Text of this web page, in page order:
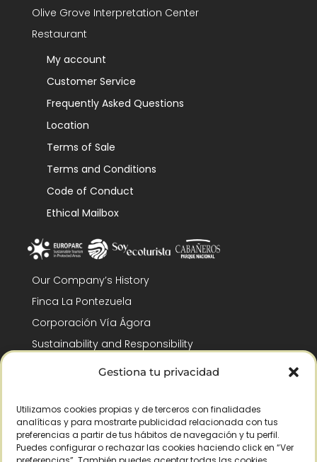
Gestiona tu privacidad
Utilizamos cookies propias y de terceros con finalidades
analíticas y para mostrarte publicidad relacionada con tus
preferencias a partir de tus hábitos de navegación y tu perfil.
Puedes configurar o rechazar las cookies haciendo click en “Ver
Olive Grove Interpretation Center
Restaurant
My account
Customer Service
Frequently Asked Questions
Location
Terms of Sale
Terms and Conditions
Code of Conduct
Ethical Mailbox
Our Company’s History
Finca La Pontezuela
Corporación Vía Ágora
Sustainability and Responsibility
CSR and Fundación Gómez-Pintado
Recognitions